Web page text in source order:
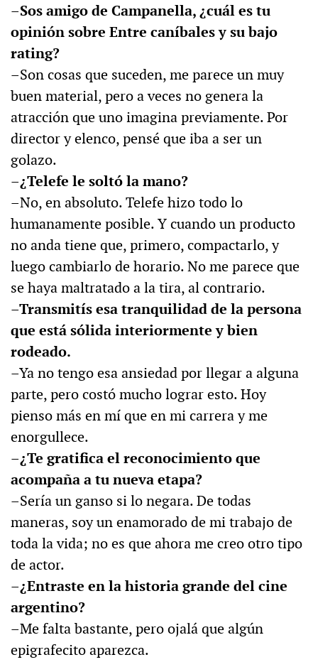
–Sos amigo de Campanella, ¿cuál es tu
opinión sobre Entre caníbales y su bajo
rating?
–Son cosas que suceden, me parece un muy
buen material, pero a veces no genera la
atracción que uno imagina previamente. Por
director y elenco, pensé que iba a ser un
golazo.
–¿Telefe le soltó la mano?
–No, en absoluto. Telefe hizo todo lo
humanamente posible. Y cuando un producto
no anda tiene que, primero, compactarlo, y
luego cambiarlo de horario. No me parece que
se haya maltratado a la tira, al contrario.
–Transmitís esa tranquilidad de la persona
que está sólida interiormente y bien
rodeado.
–Ya no tengo esa ansiedad por llegar a alguna
parte, pero costó mucho lograr esto. Hoy
pienso más en mí que en mi carrera y me
enorgullece.
–¿Te gratifica el reconocimiento que
acompaña a tu nueva etapa?
–Sería un ganso si lo negara. De todas
maneras, soy un enamorado de mi trabajo de
toda la vida; no es que ahora me creo otro tipo
de actor.
–¿Entraste en la historia grande del cine
argentino?
–Me falta bastante, pero ojalá que algún
epigrafecito aparezca.